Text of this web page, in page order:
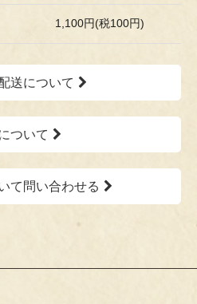
1,100円(税100円)
送について
ついて
て問い合わせる